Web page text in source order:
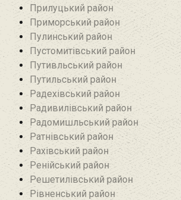
Прилуцький район
Приморський район
Пулинський район
Пустомитівський район
Путивльський район‎
Путильський район
Радехівський район
Радивилівський район
Радомишльський район‎
Ратнівський район
Рахівський район
Ренійський район
Решетилівський район
Рівненський район